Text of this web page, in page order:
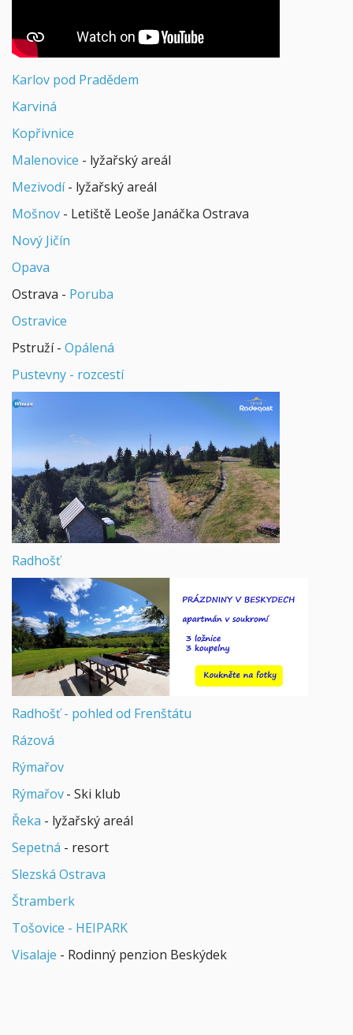
Karlov pod Pradědem
Karviná
Kopřivnice
Malenovice - lyžařský areál
Mezivodí- lyžařský areál
Mošnov - Letiště Leoše Janáčka Ostrava
Nový Jičín
Opava
Ostrava - Poruba
Ostravice
Pstruží - Opálená
Pustevny - rozcestí
Radhošť
Radhošť - pohled od Frenštátu
Rázová
Rýmařov
Rýmařov- Ski klub
Řeka - lyžařský areál
Sepetná - resort
Slezská Ostrava
Štramberk
Tošovice - HEIPARK
Visalaje - Rodinný penzion Beskýdek